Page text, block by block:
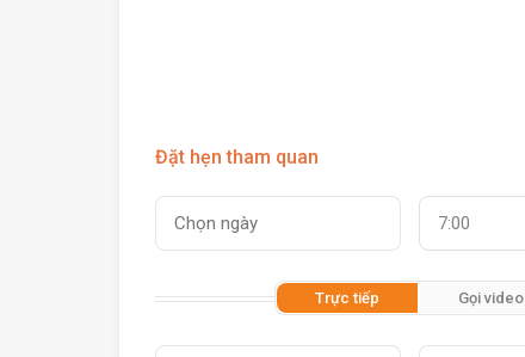
Đặt hẹn tham quan
7:00
Trực tiếp Gọi video